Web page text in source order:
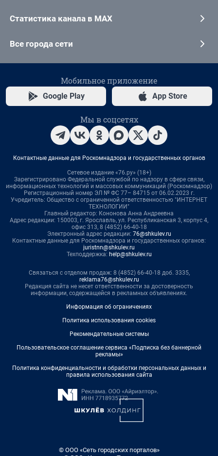
Статистика канала в MAX
Все города сети
Мобильное приложение
Google Play App Store
Мы в соцсетях
Контактные данные для Роскомнадзора и государственных органов
Сетевое издание «76.ру» (18+)
Зарегистрировано Федеральной службой по надзору в сфере связи,
информационных технологий и массовых коммуникаций (Роскомнадзор)
Регистрационный номер ЭЛ № ФС 77– 84715 от 06.02.2023 г.
Учредитель: Общество с ограниченной ответственностью "ИНТЕРНЕТ
ТЕХНОЛОГИИ"
Главный редактор: Кононова Анна Андреевна
Адрес редакции: 150003, г. Ярославль, ул. Республиканская 3, корпус 4,
офис 313, 8 (4852) 66-40-18
Электронный адрес редакции: 76@shkulev.ru
Контактные данные для Роскомнадзора и государственных органов:
juristnn@shkulev.ru
Техподдержка: help@shkulev.ru
Связаться с отделом продаж: 8 (4852) 66-40-18 доб. 3335,
reklama76@shkulev.ru
Редакция сайта не несет ответственности за достоверность
информации, содержащейся в рекламных объявлениях.
Информация об ограничениях
Политика использования cookies
Рекомендательные системы
Пользовательское соглашение сервиса «Подписка без баннерной
рекламы»
Политика конфиденциальности и обработки персональных данных и
правила использования сайта
© ООО «Сеть городских порталов»